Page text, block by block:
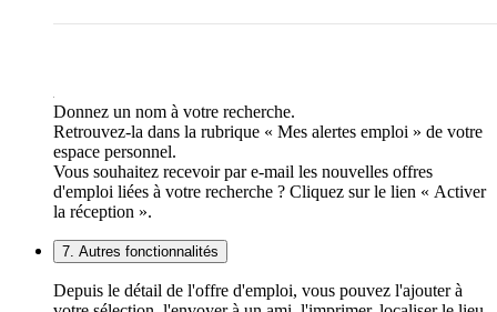
Donnez un nom à votre recherche.
Retrouvez-la dans la rubrique « Mes alertes emploi » de votre
espace personnel.
Vous souhaitez recevoir par e-mail les nouvelles offres
d'emploi liées à votre recherche ? Cliquez sur le lien « Activer
la réception ».
7. Autres fonctionnalités
Depuis le détail de l'offre d'emploi, vous pouvez l'ajouter à